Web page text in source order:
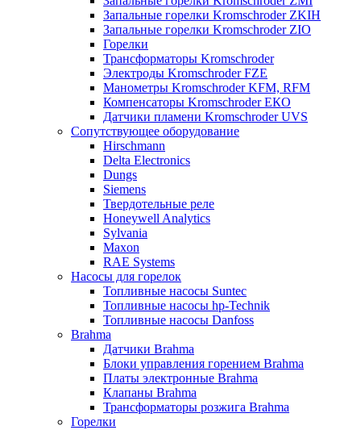
Запальные горелки Kromschroder ZKIH
Запальные горелки Kromschroder ZIO
Горелки
Трансформаторы Kromschroder
Электроды Kromschroder FZE
Манометры Kromschroder KFM, RFM
Компенсаторы Kromschroder ЕКО
Датчики пламени Kromschroder UVS
Сопутствующее оборудование
Hirschmann
Delta Electronics
Dungs
Siemens
Твердотельные реле
Honeywell Analytics
Sylvania
Maxon
RAE Systems
Насосы для горелок
Топливные насосы Suntec
Топливные насосы hp-Technik
Топливные насосы Danfoss
Brahma
Датчики Brahma
Блоки управления горением Brahma
Платы электронные Brahma
Клапаны Brahma
Трансформаторы розжига Brahma
Горелки